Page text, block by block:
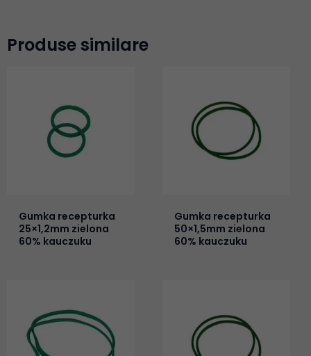
Produse similare
Gumka recepturka
25×1,2mm zielona
60% kauczuku
Gumka recepturka
50×1,5mm zielona
60% kauczuku